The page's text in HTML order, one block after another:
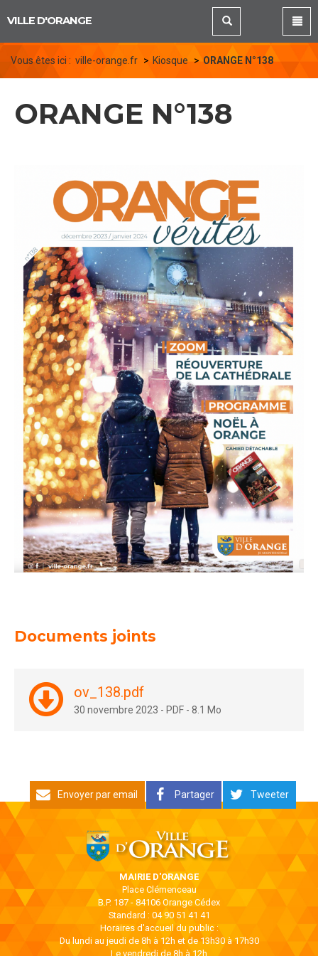
VILLE D'ORANGE
Vous êtes ici : ville-orange.fr Kiosque ORANGE N°138
ORANGE N°138
Documents joints
ov_138.pdf
30 novembre 2023 - PDF -8.1 Mo
Envoyer par email Partager Tweeter
MAIRIE D'ORANGE
Place Clémenceau
B.P. 187 - 84106 Orange Cédex
Standard : 04 90 51 41 41
Horaires d'accueil du public :
Du lundi au jeudi de 8h à 12h et de 13h30 à 17h30
Le vendredi de 8h à 12h